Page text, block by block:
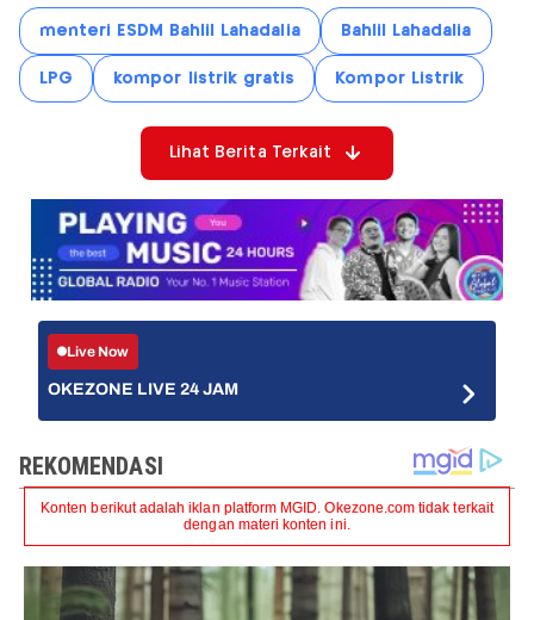
menteri ESDM Bahlil Lahadalia Bahlil Lahadalia
LPG kompor listrik gratis Kompor Listrik
Lihat Berita Terkait
Live Now
OKEZONE LIVE 24 JAM